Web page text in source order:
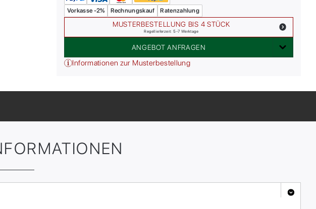
Vorkasse -2% Rechnungskauf Ratenzahlung
MUSTERBESTELLUNG BIS 4 STÜCK
Regellieferzeit: 5-7 Werktage
ANGEBOT ANFRAGEN
Informationen zur Musterbestellung